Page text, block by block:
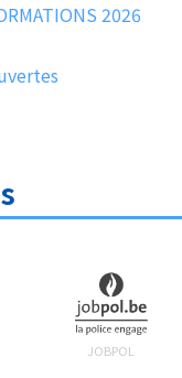
2026
JOBPOL